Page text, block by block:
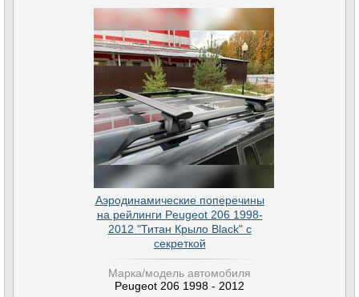
Аэродинамические поперечины
на рейлинги Peugeot 206 1998-
2012 "Титан Крыло Black" с
секреткой
Марка/модель автомобиля
Peugeot 206 1998 - 2012